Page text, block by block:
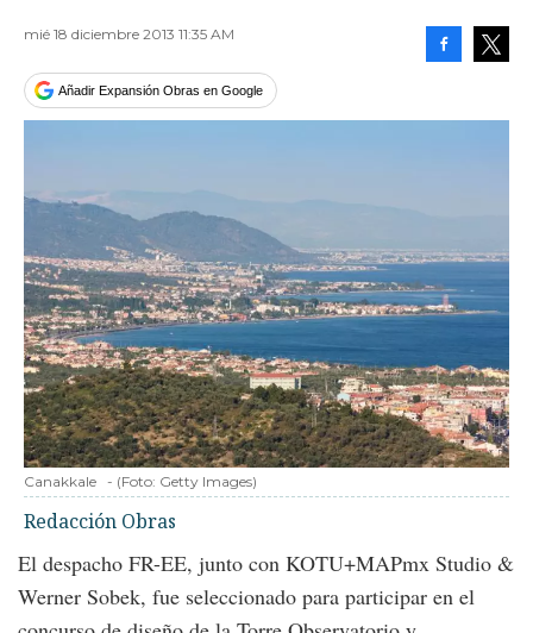
mié 18 diciembre 2013 11:35 AM
Añadir Expansión Obras en Google
Canakkale - (Foto: Getty Images)
Redacción Obras
El despacho FR-EE, junto con KOTU+MAPmx Studio &
Werner Sobek, fue seleccionado para participar en el